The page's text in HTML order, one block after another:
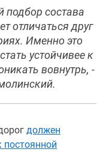
подбор состава
отличаться друг
Именно это
устойчивее к
вовнутрь, -
должен
постоянной